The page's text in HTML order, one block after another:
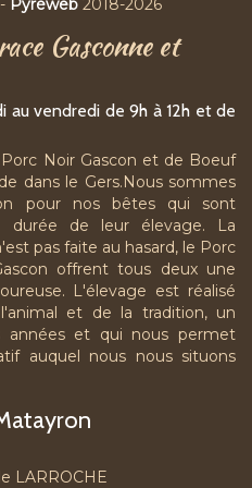
- Pyréweb2018-2026
Gasconne et
au vendredi de 9h à 12h et de
Noir Gascon et de Boeuf
dans le Gers.Nous sommes
pour nos bêtes qui sont
durée de leur élevage. La
pas faite au hasard, le Porc
offrent tous deux une
L'élevage est réalisé
et de la tradition, un
années et qui nous permet
auquel nous nous situons
LARROCHE